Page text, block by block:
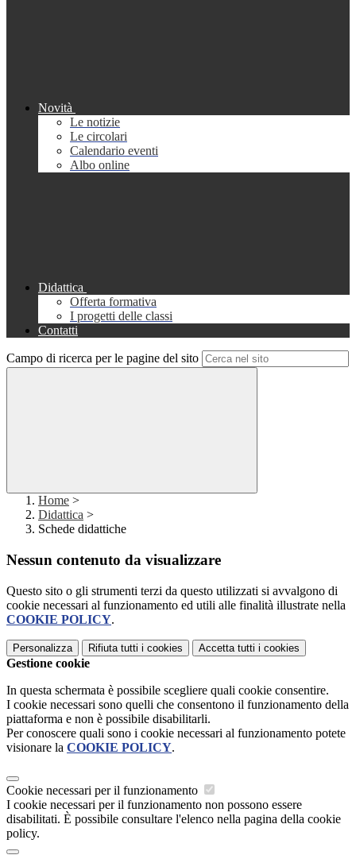
Novità
Le notizie
Le circolari
Calendario eventi
Albo online
Didattica
Offerta formativa
I progetti delle classi
Contatti
Campo di ricerca per le pagine del sito
Home >
Didattica >
Schede didattiche
Nessun contenuto da visualizzare
Questo sito o gli strumenti terzi da questo utilizzati si avvalgono di
cookie necessari al funzionamento ed utili alle finalità illustrate nella
COOKIE POLICY.
Personalizza Rifiuta tutti i cookies Accetta tutti i cookies
Gestione cookie
In questa schermata è possibile scegliere quali cookie consentire.
I cookie necessari sono quelli che consentono il funzionamento della
piattaforma e non è possibile disabilitarli.
Per conoscere quali sono i cookie necessari al funzionamento potete
visionare la COOKIE POLICY.
Cookie necessari per il funzionamento
I cookie necessari per il funzionamento non possono essere
disabilitati. È possibile consultare l'elenco nella pagina della cookie
policy.